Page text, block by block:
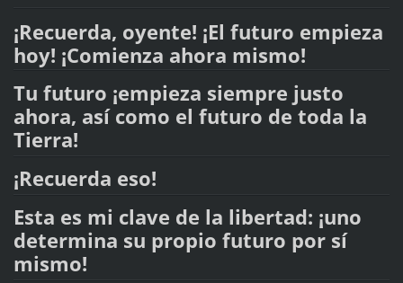
¡Recuerda, oyente! ¡El futuro empieza
hoy! ¡Comienza ahora mismo!
Tu futuro ¡empieza siempre justo
ahora, así como el futuro de toda la
Tierra!
¡Recuerda eso!
Esta es mi clave de la libertad: ¡uno
determina su propio futuro por sí
mismo!